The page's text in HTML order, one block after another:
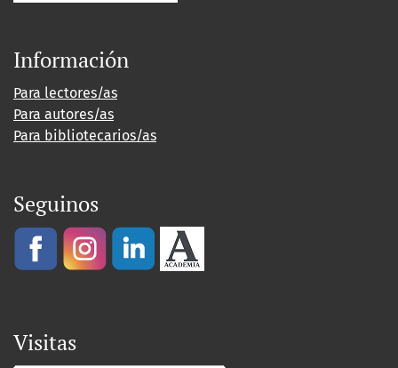
Información
Para lectores/as
Para autores/as
Para bibliotecarios/as
Seguinos
Visitas